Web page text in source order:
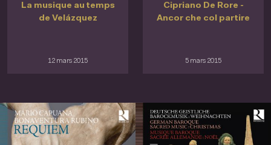
La musique au temps
de Velázquez
12 mars 2015
Cipriano De Rore -
Ancor che col partire
5 mars 2015